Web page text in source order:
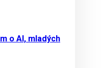
o AI, mladých